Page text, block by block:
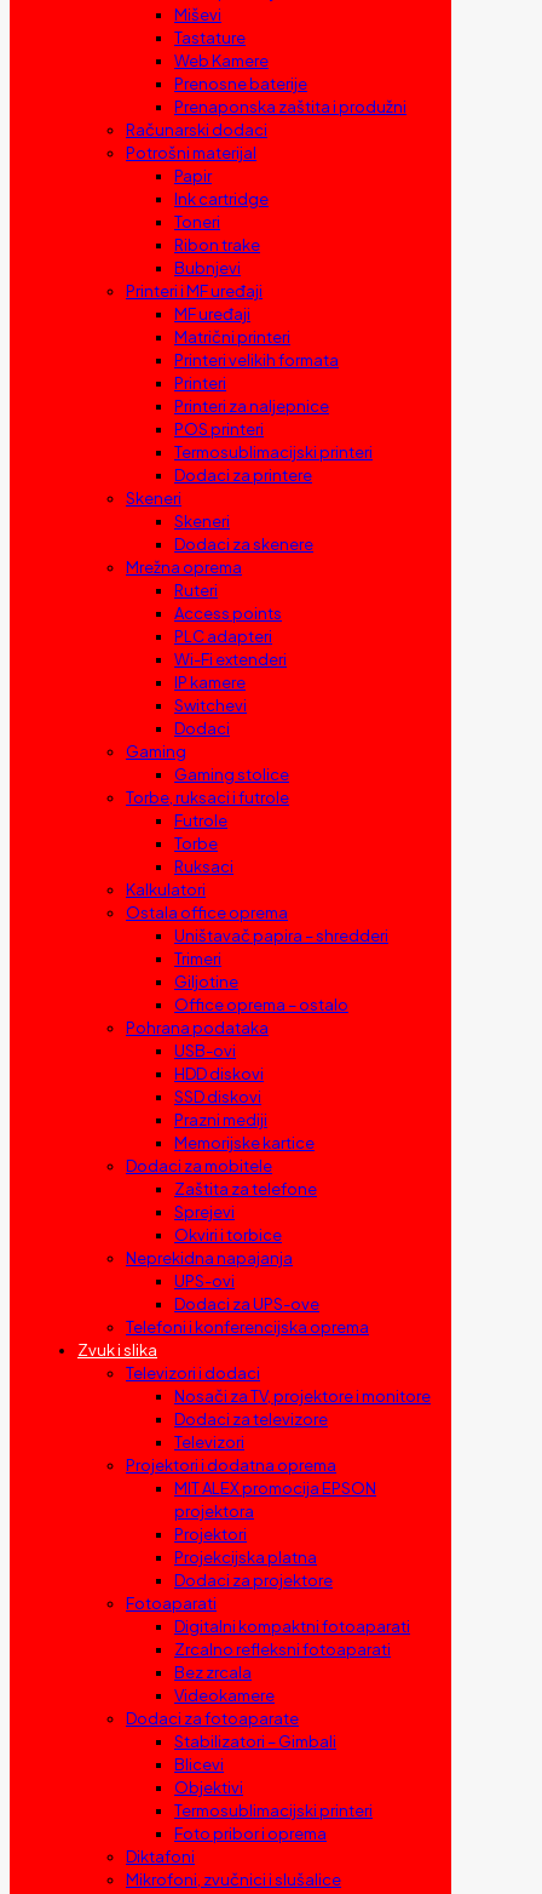
Miševi
Tastature
Web Kamere
Prenosne baterije
Prenaponska zaštita i produžni
Računarski dodaci
Potrošni materijal
Papir
Ink cartridge
Toneri
Ribon trake
Bubnjevi
Printeri i MF uređaji
MF uređaji
Matrični printeri
Printeri velikih formata
Printeri
Printeri za naljepnice
POS printeri
Termosublimacijski printeri
Dodaci za printere
Skeneri
Skeneri
Dodaci za skenere
Mrežna oprema
Ruteri
Access points
PLC adapteri
Wi-Fi extenderi
IP kamere
Switchevi
Dodaci
Gaming
Gaming stolice
Torbe, ruksaci i futrole
Futrole
Torbe
Ruksaci
Kalkulatori
Ostala office oprema
Uništavač papira – shredderi
Trimeri
Giljotine
Office oprema – ostalo
Pohrana podataka
USB-ovi
HDD diskovi
SSD diskovi
Prazni mediji
Memorijske kartice
Dodaci za mobitele
Zaštita za telefone
Sprejevi
Okviri i torbice
Neprekidna napajanja
UPS-ovi
Dodaci za UPS-ove
Telefoni i konferencijska oprema
Zvuk i slika
Televizori i dodaci
Nosači za TV, projektore i monitore
Dodaci za televizore
Televizori
Projektori i dodatna oprema
MIT ALEX promocija EPSON
projektora
Projektori
Projekcijska platna
Dodaci za projektore
Fotoaparati
Digitalni kompaktni fotoaparati
Zrcalno refleksni fotoaparati
Bez zrcala
Videokamere
Dodaci za fotoaparate
Stabilizatori – Gimbali
Blicevi
Objektivi
Termosublimacijski printeri
Foto pribor i oprema
Diktafoni
Mikrofoni, zvučnici i slušalice